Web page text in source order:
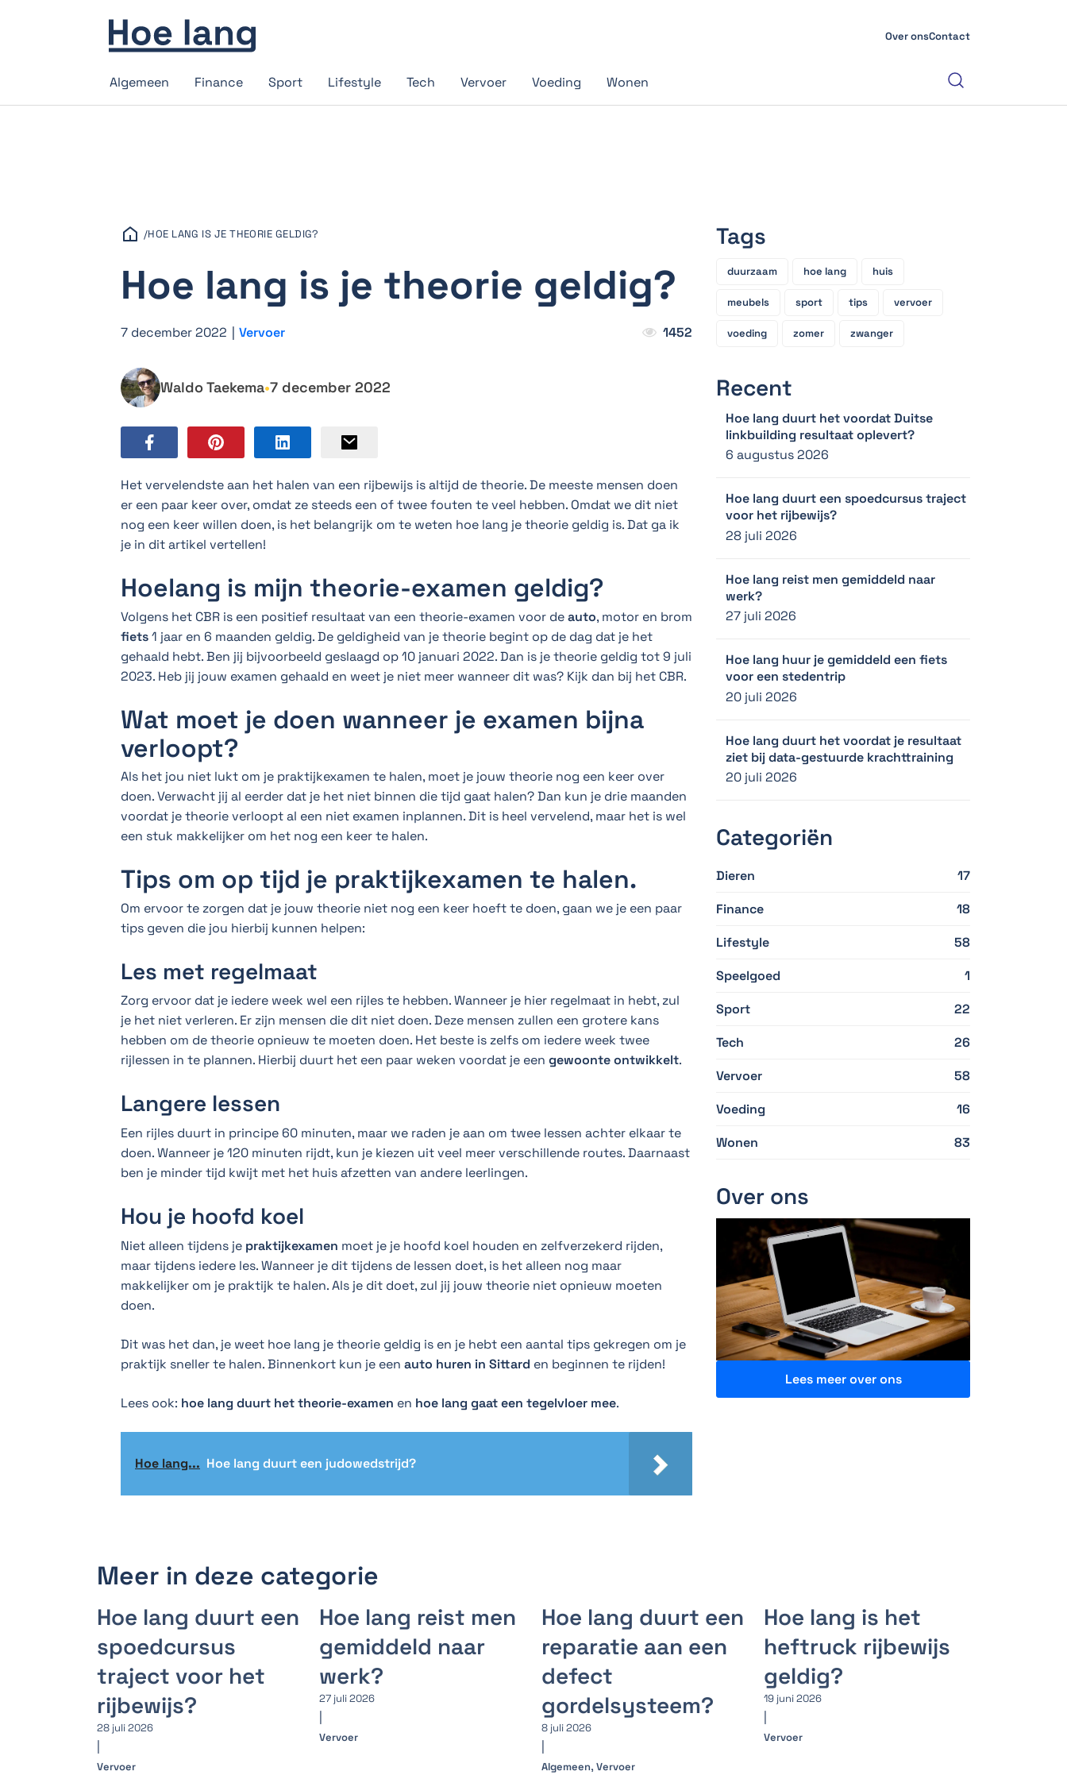
Over onsContact
Algemeen Finance Sport Lifestyle Tech Vervoer Voeding Wonen
/HOE LANG IS JE THEORIE GELDIG?
Hoe lang is je theorie geldig?
7 december 2022 | Vervoer 1452
Waldo Taekema•7 december 2022
Het vervelendste aan het halen van een rijbewijs is altijd de theorie. De meeste mensen doen
er een paar keer over, omdat ze steeds een of twee fouten te veel hebben. Omdat we dit niet
nog een keer willen doen, is het belangrijk om te weten hoe lang je theorie geldig is. Dat ga ik
je in dit artikel vertellen!
Hoelang is mijn theorie-examen geldig?
Volgens het CBR is een positief resultaat van een theorie-examen voor deauto, motor en brom
fiets1 jaar en 6 maanden geldig. De geldigheid van je theorie begint op de dag dat je het
gehaald hebt. Ben jij bijvoorbeeld geslaagd op 10 januari 2022. Dan is je theorie geldig tot 9 juli
2023. Heb jij jouw examen gehaald en weet je niet meer wanneer dit was? Kijk dan bij het CBR.
Wat moet je doen wanneer je examen bijna
verloopt?
Als het jou niet lukt om je praktijkexamen te halen, moet je jouw theorie nog een keer over
doen. Verwacht jij al eerder dat je het niet binnen die tijd gaat halen? Dan kun je drie maanden
voordat je theorie verloopt al een niet examen inplannen. Dit is heel vervelend, maar het is wel
een stuk makkelijker om het nog een keer te halen.
Tips om op tijd je praktijkexamen te halen.
Om ervoor te zorgen dat je jouw theorie niet nog een keer hoeft te doen, gaan we je een paar
tips geven die jou hierbij kunnen helpen:
Les met regelmaat
Zorg ervoor dat je iedere week wel een rijles te hebben. Wanneer je hier regelmaat in hebt, zul
je het niet verleren. Er zijn mensen die dit niet doen. Deze mensen zullen een grotere kans
hebben om de theorie opnieuw te moeten doen. Het beste is zelfs om iedere week twee
rijlessen in te plannen. Hierbij duurt het een paar weken voordat je een gewoonte ontwikkelt.
Langere lessen
Een rijles duurt in principe 60 minuten, maar we raden je aan om twee lessen achter elkaar te
doen. Wanneer je 120 minuten rijdt, kun je kiezen uit veel meer verschillende routes. Daarnaast
ben je minder tijd kwijt met het huis afzetten van andere leerlingen.
Hou je hoofd koel
Niet alleen tijdens je praktijkexamen moet je je hoofd koel houden en zelfverzekerd rijden,
maar tijdens iedere les. Wanneer je dit tijdens de lessen doet, is het alleen nog maar
makkelijker om je praktijk te halen. Als je dit doet, zul jij jouw theorie niet opnieuw moeten
doen.
Dit was het dan, je weet hoe lang je theorie geldig is en je hebt een aantal tips gekregen om je
praktijk sneller te halen. Binnenkort kun je een auto huren in Sittard en beginnen te rijden!
Lees ook: hoe lang duurt het theorie-examen en hoe lang gaat een tegelvloer mee.
Hoe lang... Hoe lang duurt een judowedstrijd?
Tags
duurzaam hoe lang huis
meubels sport tips vervoer
voeding zomer zwanger
Recent
Hoe lang duurt het voordat Duitse
linkbuilding resultaat oplevert?
6 augustus 2026
Hoe lang duurt een spoedcursus traject
voor het rijbewijs?
28 juli 2026
Hoe lang reist men gemiddeld naar
werk?
27 juli 2026
Hoe lang huur je gemiddeld een fiets
voor een stedentrip
20 juli 2026
Hoe lang duurt het voordat je resultaat
ziet bij data-gestuurde krachttraining
20 juli 2026
Categoriën
Dieren
17
Finance
18
Lifestyle
58
Speelgoed
1
Sport
22
Tech
26
Vervoer
58
Voeding
16
Wonen
83
Over ons
Lees meer over ons
Meer in deze categorie
Hoe lang duurt een
spoedcursus
traject voor het
rijbewijs?
28 juli 2026
|
Vervoer
Hoe lang reist men
gemiddeld naar
werk?
27 juli 2026
|
Vervoer
Hoe lang duurt een
reparatie aan een
defect
gordelsysteem?
8 juli 2026
|
Algemeen, Vervoer
Hoe lang is het
heftruck rijbewijs
geldig?
19 juni 2026
|
Vervoer